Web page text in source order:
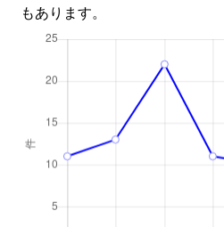
もあります。